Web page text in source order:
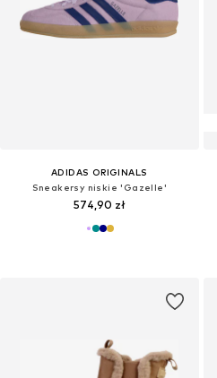
ADIDAS ORIGINALS
Sneakersy niskie 'Gazelle'
574,90 zł